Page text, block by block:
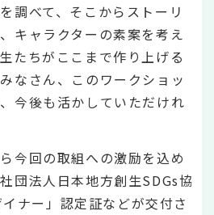
調べて、そこからストーリ
キャラクターの素案を考え
たちがここまで作り上げる
なさん、このワークショッ
今後も活かしていただけれ
今回の取組への激励を込め
団法人日本地方創生SDGs協
ナー」認定証などが交付さ